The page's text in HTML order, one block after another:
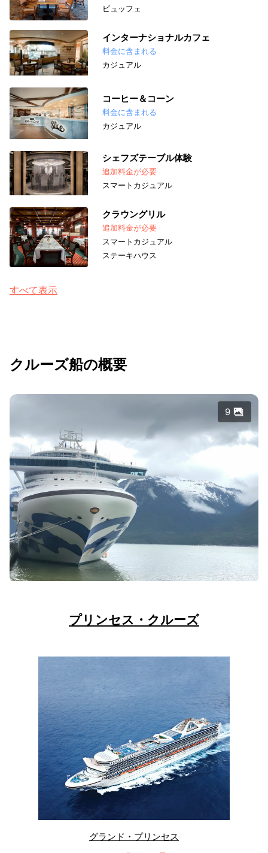
ビュッフェ
インターナショナルカフェ
料金に含まれる
カジュアル
コーヒー＆コーン
料金に含まれる
カジュアル
シェフズテーブル体験
追加料金が必要
スマートカジュアル
クラウングリル
追加料金が必要
スマートカジュアル
ステーキハウス
すべて表示
クルーズ船の概要
9
プリンセス・クルーズ
グランド・プリンセス